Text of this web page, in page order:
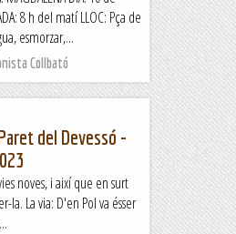
8 h del matí LLOC: Pça de
esmorzar,...
Collbató
del Devessó -
noves, i així que en surt
la. La via: D'en Pol va ésser